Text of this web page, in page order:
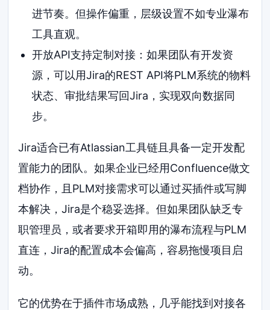
进节奏。但操作偏重，层级设置不如专业瀑布
工具直观。
开放API支持定制对接：如果团队有开发资
源，可以用Jira的REST API将PLM系统的物料
状态、审批结果写回Jira，实现双向数据同
步。
Jira适合已有Atlassian工具链且具备一定开发配
置能力的团队。如果企业已经用Confluence做文
档协作，且PLM对接需求可以通过买插件或写脚
本解决，Jira是个稳妥选择。但如果团队缺乏专
职管理员，或者要求开箱即用的瀑布流程与PLM
直连，Jira的配置成本会偏高，容易拖慢项目启
动。
它的优势在于插件市场成熟，几乎能找到对接各